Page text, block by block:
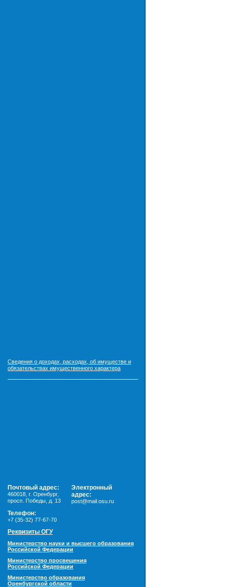
Сведения о доходах, расходах, об имуществе и
обязательствах имущественного характера
Почтовый адрес:
460018 г. Оренбург,
просп. Победы, д. 13
Электронный
адрес:
post@mail.osu.ru
Телефон:
+7 (35-32) 77-67-70
Реквизиты ОГУ
Министерство науки и высшего образования
Российской Федерации
Министерство просвещения
Российской Федерации
Министерство образования
Оренбургской области